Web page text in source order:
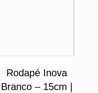
Rodapé Inova
Branco – 15cm |